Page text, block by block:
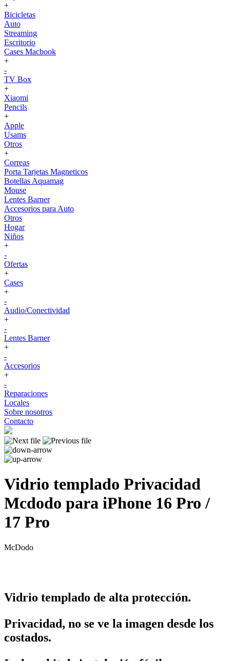
+
Bicicletas
Auto
Streaming
Escritorio
Cases Macbook
+
-
TV Box
+
Xiaomi
Pencils
+
Apple
Usams
Otros
+
Correas
Porta Tarjetas Magneticos
Botellas Aquamag
Mouse
Lentes Barner
Accesorios para Auto
Otros
Hogar
Niños
+
-
Ofertas
+
Cases
+
-
Audio/Conectividad
+
-
Lentes Barner
+
-
Accesorios
+
-
Reparaciones
Locales
Sobre nosotros
Contacto
Vidrio templado Privacidad
Mcdodo para iPhone 16 Pro /
17 Pro
McDodo
Vidrio templado de alta protección.
Privacidad, no se ve la imagen desde los
costados.